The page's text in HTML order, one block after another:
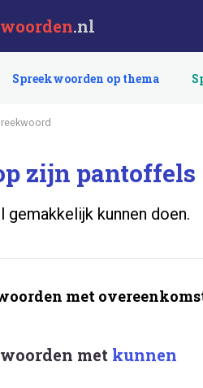
.nl
Spreekwoorden op thema
zijn
gemakkelijk kunnen doen.
met
met kunnen